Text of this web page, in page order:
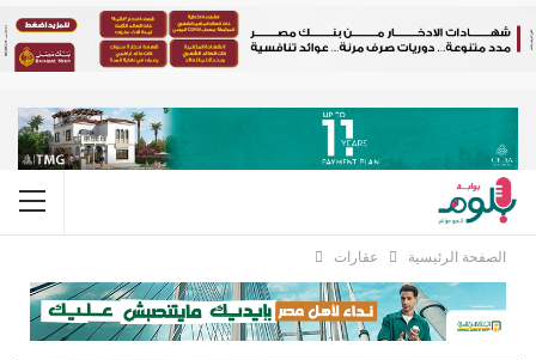
الصفحة الرئيسية عقارات